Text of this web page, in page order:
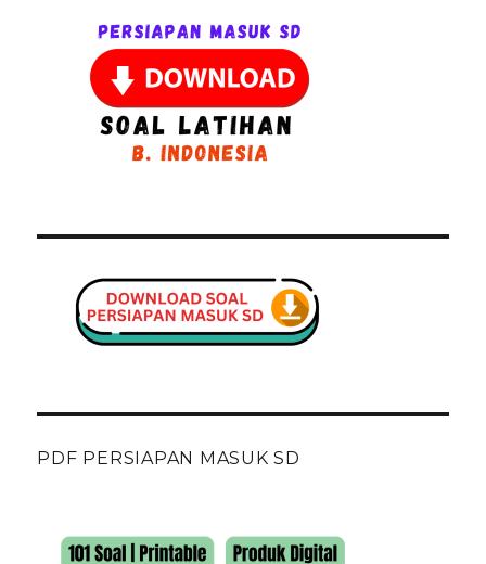
PDF PERSIAPAN MASUK SD